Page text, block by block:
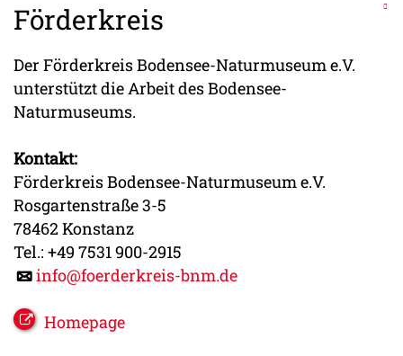
Förderkreis
Der Förderkreis Bodensee-Naturmuseum e.V.
unterstützt die Arbeit des Bodensee-
Naturmuseums.
Kontakt:
Förderkreis Bodensee-Naturmuseum e.V.
Rosgartenstraße 3-5
78462 Konstanz
Tel.: +49 7531 900-2915
info@foerderkreis-bnm.de
Homepage